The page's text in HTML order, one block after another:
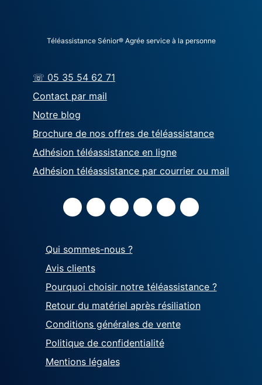
Téléassistance Sénior® Agrée service à la personne
☏ 05 35 54 62 71
Contact par mail
Notre blog
Brochure de nos offres de téléassistance
Adhésion téléassistance en ligne
Adhésion téléassistance par courrier ou mail
Qui sommes-nous ?
Avis clients
Pourquoi choisir notre téléassistance ?
Retour du matériel après résiliation
Conditions générales de vente
Politique de confidentialité
Mentions légales